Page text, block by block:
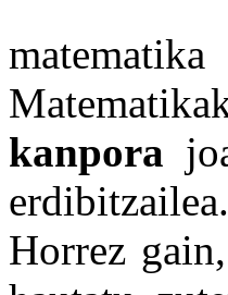
kanpora
Horrez